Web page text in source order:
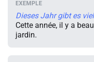
Dieses Jahr gibt es
Cette année, il y a
jardin.